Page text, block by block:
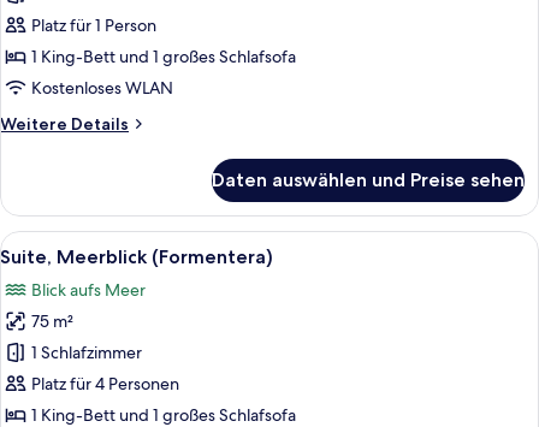
(Formentera
Single
anzeigen
Platz für 1 Person
1 King-Bett und 1 großes Schlafsofa
Kostenloses WLAN
Weitere Details
Weitere
Meerblick
(Formentera
|
Use)
Daten auswählen und Preise sehen
Alle
Fotos
für
Suite,
Meerblick
(Formentera)
anzeigen
Hochwertige Bettwaren, Minibar,
7
Suite, Meerblick (Formentera)
Blick aufs Meer
75 m²
1 Schlafzimmer
Platz für 4 Personen
1 King-Bett und 1 großes Schlafsofa